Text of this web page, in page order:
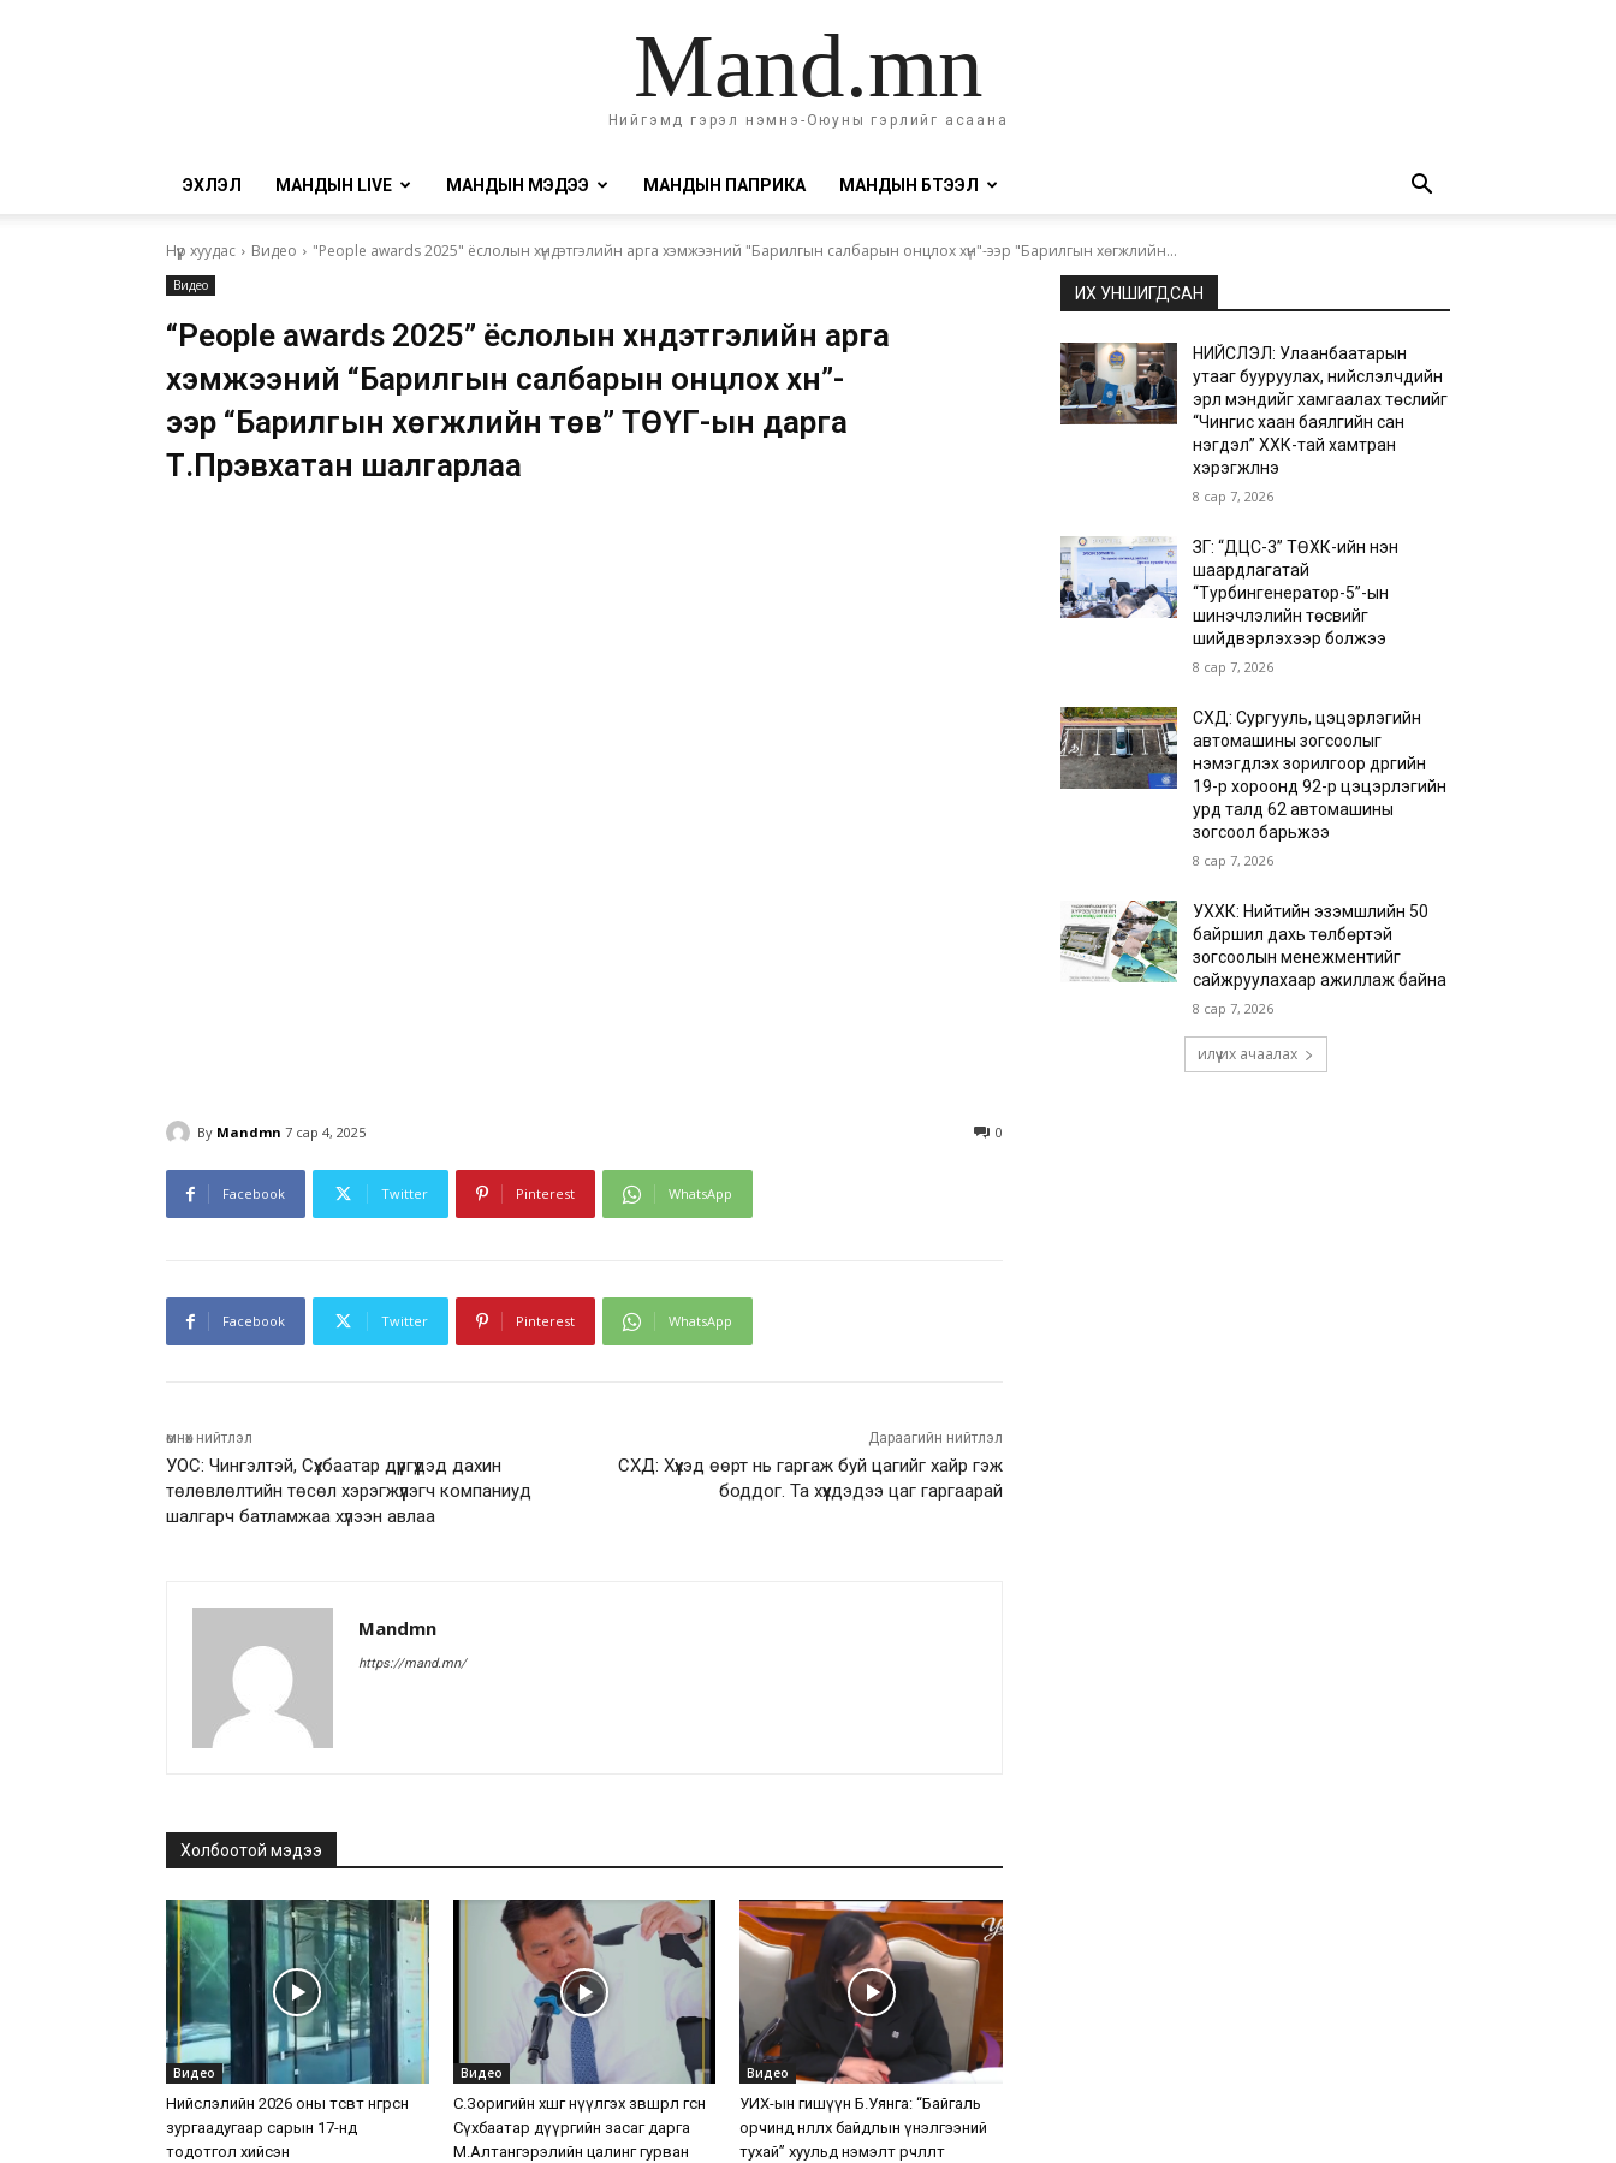
Mand.mn
Нийгэмд гэрэл нэмнэ-Оюуны гэрлийг асаана
ЭХЛЭЛ МАНДЫН LIVE МАНДЫН МЭДЭЭ МАНДЫН ПАПРИКА МАНДЫН БҮТЭЭЛ
Нүүр хуудас Видео "People awards 2025" ёслолын хүндэтгэлийн арга хэмжээний "Барилгын салбарын онцлох хүн"-ээр "Барилгын хөгжлийн...
Видео
“People awards 2025” ёслолын хүндэтгэлийн арга
хэмжээний “Барилгын салбарын онцлох хүн”-
ээр “Барилгын хөгжлийн төв” ТӨҮГ-ын дарга
Т.Пүрэвхатан шалгарлаа
By Mandmn 7 сар 4, 2025 0
Facebook Twitter Pinterest WhatsApp
Facebook Twitter Pinterest WhatsApp
өмнөх нийтлэл
УОС: Чингэлтэй, Сүхбаатар дүүргүүдэд дахин
төлөвлөлтийн төсөл хэрэгжүүлэгч компаниуд
шалгарч батламжаа хүлээн авлаа
Дараагийн нийтлэл
СХД: Хүүхэд өөрт нь гаргаж буй цагийг хайр гэж
боддог. Та хүүхдэдээ цаг гаргаарай
Mandmn
https://mand.mn/
Холбоотой мэдээ
Видео
Нийслэлийн 2026 оны төсөвт өнгөрсөн
зургаадугаар сарын 17-нд
тодотгол хийсэн
Видео
С.Зоригийн хөшөөг нүүлгэх зөвшөөрөл өгсөн
Сүхбаатар дүүргийн засаг дарга
М.Алтангэрэлийн цалинг гурван
Видео
УИХ-ын гишүүн Б.Уянга: “Байгаль
орчинд нөлөөлөх байдлын үнэлгээний
тухай” хуульд нэмэлт өөрчлөлт
ИХ УНШИГДСАН
НИЙСЛЭЛ: Улаанбаатарын
утааг бууруулах, нийслэлчүүдийн
эрүүл мэндийг хамгаалах төслийг
“Чингис хаан баялгийн сан
нэгдэл” ХХК-тай хамтран
хэрэгжүүлнэ
8 сар 7, 2026
ЗГ: “ДЦС-3” ТӨХК-ийн нэн
шаардлагатай
“Турбингенератор-5”-ын
шинэчлэлийн төсвийг
шийдвэрлэхээр болжээ
8 сар 7, 2026
СХД: Сургууль, цэцэрлэгийн
автомашины зогсоолыг
нэмэгдүүлэх зорилгоор дүүргийн
19-р хороонд 92-р цэцэрлэгийн
урд талд 62 автомашины
зогсоол барьжээ
8 сар 7, 2026
УХХК: Нийтийн эзэмшлийн 50
байршил дахь төлбөртэй
зогсоолын менежментийг
сайжруулахаар ажиллаж байна
8 сар 7, 2026
илүү их ачаалах